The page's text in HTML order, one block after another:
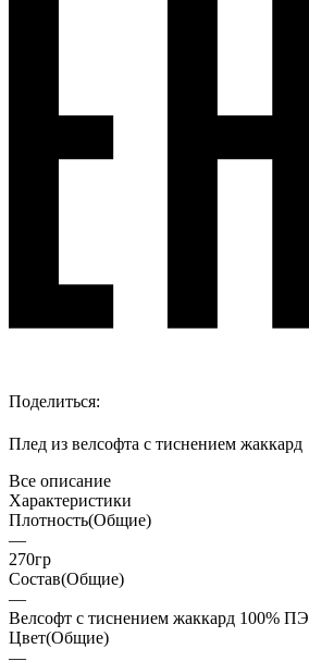
Поделиться:
Плед из велсофта с тиснением жаккард
Все описание
Характеристики
Плотность(Общие)
—
270гр
Состав(Общие)
—
Велсофт с тиснением жаккард 100% ПЭ
Цвет(Общие)
—